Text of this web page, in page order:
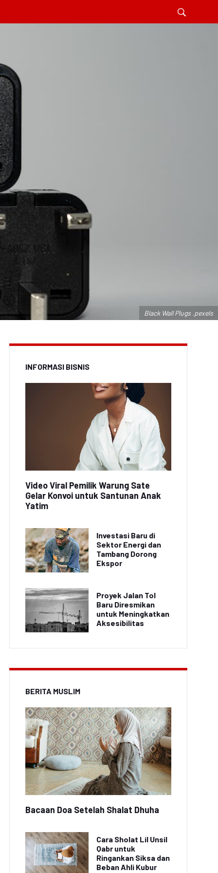
Black Wall Plugs .pexels
INFORMASI BISNIS
Video Viral Pemilik Warung Sate
Gelar Konvoi untuk Santunan Anak
Yatim
Investasi Baru di
Sektor Energi dan
Tambang Dorong
Ekspor
Proyek Jalan Tol
Baru Diresmikan
untuk Meningkatkan
Aksesibilitas
BERITA MUSLIM
Bacaan Doa Setelah Shalat Dhuha
Cara Sholat Lil Unsil
Qabr untuk
Ringankan Siksa dan
Beban Ahli Kubur